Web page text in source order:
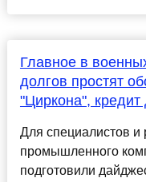
Главное в
долгов простят
"Циркона",
Для специалистов и
промышленного
подготовили